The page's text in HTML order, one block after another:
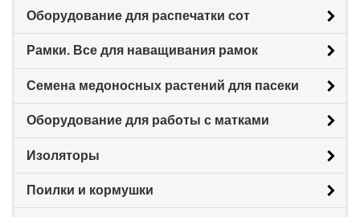
Оборудование для распечатки сот
Рамки. Все для наващивания рамок
Семена медоносных растений для пасеки
Оборудование для работы с матками
Изоляторы
Поилки и кормушки